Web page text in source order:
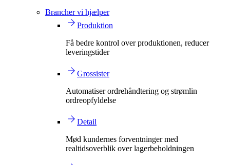
Brancher vi hjælper
Produktion
Få bedre kontrol over produktionen, reducer
leveringstider
Grossister
Automatiser ordrehåndtering og strømlin
ordreopfyldelse
Detail
Mød kundernes forventninger med
realtidsoverblik over lagerbeholdningen